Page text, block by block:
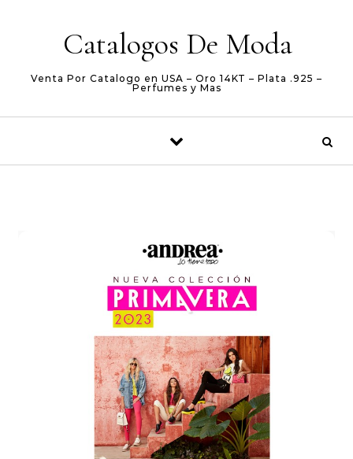
Catalogos De Moda
Venta Por Catalogo en USA – Oro 14KT – Plata .925 –
Perfumes y Mas